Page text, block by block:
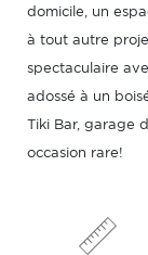
domicile, un
à tout autre
spectaculaire
adossé à un
Tiki Bar, garage
occasion rare!